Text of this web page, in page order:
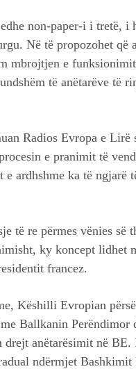
non-paper-i i tretë, i
Në të propozohet që
mbrojtjen e
të anëtarëve të
Radios Evropa e Lirë
e pranimit të
ardhshme ka të ngjarë
të re përmes vënies së
ky koncept lidhet
francez.
Këshilli Evropian
Ballkanin Perëndimor
drejt anëtarësimit në
ndërmjet